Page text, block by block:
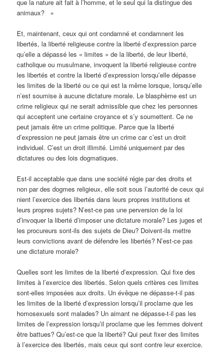
que la nature ait fait à l’homme, et le seul qui la distingue des
animaux? »
Et, maintenant, ceux qui ont condamné et condamnent les
libertés, la liberté religieuse contre la liberté d’expression parce
qu’elle a dépassé les « limites » de la liberté, de leur liberté,
catholique ou musulmane, invoquent la liberté religieuse contre
les libertés et contre la liberté d’expression lorsqu’elle dépasse
les limites de la liberté ou ce qui est la même lorsque, lorsqu’elle
n’est soumise à aucune dictature morale. Le blasphème est un
crime religieux qui ne serait admissible que chez les personnes
qui acceptent une certaine croyance et s’y soumettent. Ce ne
peut jamais être un crime politique. Parce que la liberté
d’expression ne peut jamais être un crime car c’est un droit
individuel. C’est un droit illimité. Limité uniquement par des
dictatures ou des lois dogmatiques.
Est-il acceptable que dans une société régie par des droits et
non par des dogmes religieux, elle soit sous l’autorité de ceux qui
nient l’exercice des libertés dans leurs propres institutions et
leurs propres sujets? N’est-ce pas une perversion de la loi
d’invoquer la liberté d’imposer une dictature morale? Les juges et
les procureurs sont-ils des sujets de Dieu? Doivent-ils mettre
leurs convictions avant de défendre les libertés? N’est-ce pas
une dictature morale?
Quelles sont les limites de la liberté d’expression. Qui fixe des
limites à l’exercice des libertés. Selon quels critères ces limites
sont-elles imposées aux droits. Un évêque ne dépasse-t-il pas
les limites de la liberté d’expression lorsqu’il proclame que les
homosexuels sont malades? Un aimant ne dépasse-t-il pas les
limites de l’expression lorsqu’il proclame que les femmes doivent
être battues? Qu’est-ce que la liberté? Qui peut fixer des limites
à l’exercice des libertés, mais ceux qui sont contre leur exercice.